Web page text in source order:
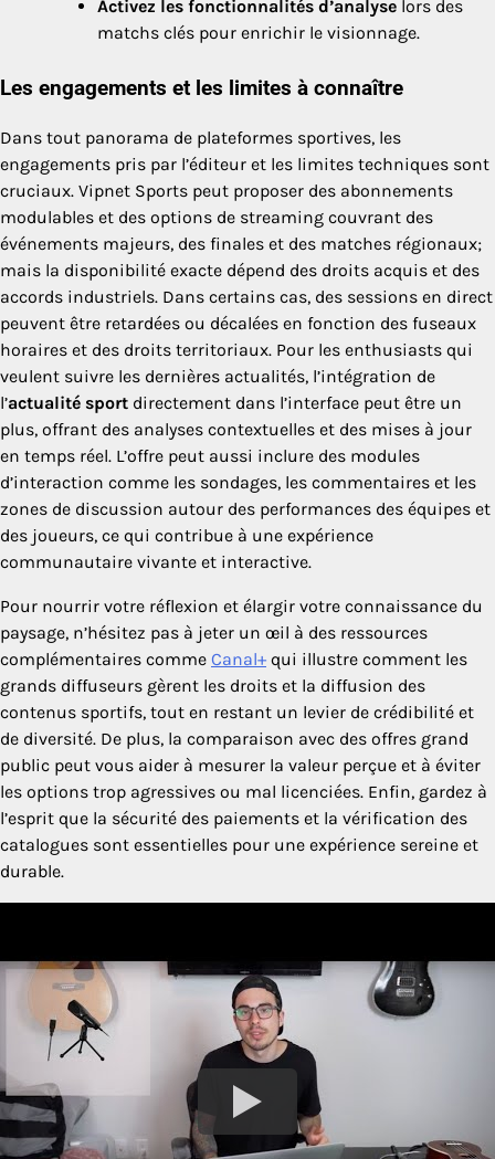
Activez les fonctionnalités d’analyse lors des
matchs clés pour enrichir le visionnage.
Les engagements et les limites à connaître
Dans tout panorama de plateformes sportives, les
engagements pris par l’éditeur et les limites techniques sont
cruciaux. Vipnet Sports peut proposer des abonnements
modulables et des options de streaming couvrant des
événements majeurs, des finales et des matches régionaux;
mais la disponibilité exacte dépend des droits acquis et des
accords industriels. Dans certains cas, des sessions en direct
peuvent être retardées ou décalées en fonction des fuseaux
horaires et des droits territoriaux. Pour les enthusiasts qui
veulent suivre les dernières actualités, l’intégration de
l’actualité sport directement dans l’interface peut être un
plus, offrant des analyses contextuelles et des mises à jour
en temps réel. L’offre peut aussi inclure des modules
d’interaction comme les sondages, les commentaires et les
zones de discussion autour des performances des équipes et
des joueurs, ce qui contribue à une expérience
communautaire vivante et interactive.
Pour nourrir votre réflexion et élargir votre connaissance du
paysage, n’hésitez pas à jeter un œil à des ressources
complémentaires comme Canal+ qui illustre comment les
grands diffuseurs gèrent les droits et la diffusion des
contenus sportifs, tout en restant un levier de crédibilité et
de diversité. De plus, la comparaison avec des offres grand
public peut vous aider à mesurer la valeur perçue et à éviter
les options trop agressives ou mal licenciées. Enfin, gardez à
l’esprit que la sécurité des paiements et la vérification des
catalogues sont essentielles pour une expérience sereine et
durable.